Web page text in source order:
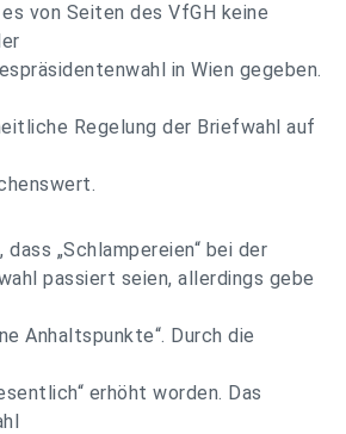
von Seiten des VfGH keine
in Wien gegeben.
Regelung der Briefwahl auf
dass „Schlampereien“ bei der
passiert seien, allerdings gebe
Anhaltspunkte“. Durch die
erhöht worden. Das